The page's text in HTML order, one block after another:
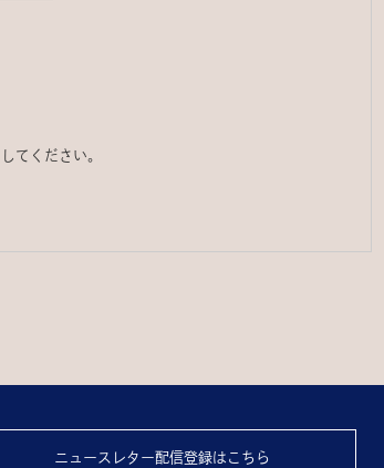
てください。
ニュースレター配信登録はこちら